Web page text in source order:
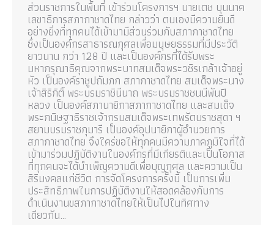
ส่วนราชการในพื้นที่ เข้าร่วมโครงการฯ นายเตช บุนนาค
เลขาธิการสภากาชาดไทย กล่าวว่า ตนเองมีความยินดี
อย่างยิ่งที่ทุกคนได้เข้ามามีส่วนร่วมกับสภากาชาดไทย
ซึ่งเป็นองค์กรสาธารณกุศลเพื่อมนุษยธรรมที่มีประวัติ
ยาวนาน กว่า 128 ปี และเป็นองค์กรที่ได้รับพระ
มหากรุณาธิคุณจากพระบาทสมเด็จพระวชิรเกล้าเจ้าอยู่
หัว เป็นองค์ราชูปถัมภก สภากาชาดไทย สมเด็จพระนาง
เจ้าสิริกิติ์ พระบรมราชินีนาถ พระบรมราชชนนีพันปี
หลวง เป็นองค์สภานายิกาสภากาชาดไทย และสมเด็จ
พระกนิษฐาธิราชเจ้ากรมสมเด็จพระเทพรัตนราชสุดา ฯ
สยามบรมราชกุมารี เป็นองค์อุปนายิกาผู้อำนวยการ
สภากาชาดไทย จึงใคร่ขอให้ทุกคนมีความภาคภูมิใจที่ได้
เข้ามาร่วมปฏิบัติงานในองค์กรที่มีเกียรติและเป็นโอกาส
ที่ทุกคนจะได้บำเพ็ญความดีเพื่อบุญกุศล และความเป็น
สิริมงคลแก่ชีวิต การจัดโครงการครั้งนี้ เป็นการเพิ่ม
ประสิทธิภาพในการปฏิบัติงานให้สอดคล้องกับการ
ดำเนินงานขสภากาชาดไทยให้เป็นไปในทิศทาง
เดียวกัน…